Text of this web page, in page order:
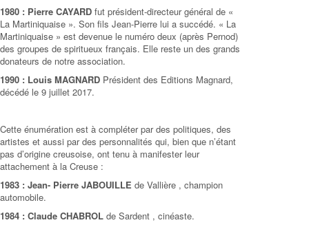
1980 : Pierre CAYARD fut président-directeur général de «
La Martiniquaise ». Son fils Jean-Pierre lui a succédé. « La
Martiniquaise » est devenue le numéro deux (après Pernod)
des groupes de spiritueux français. Elle reste un des grands
donateurs de notre association.
1990 : Louis MAGNARD Président des Editions Magnard,
décédé le 9 juillet 2017.
Cette énumération est à compléter par des politiques, des
artistes et aussi par des personnalités qui, bien que n’étant
pas d’origine creusoise, ont tenu à manifester leur
attachement à la Creuse :
1983 : Jean- Pierre JABOUILLE de Vallière , champion
automobile.
1984 : Claude CHABROL de Sardent , cinéaste.